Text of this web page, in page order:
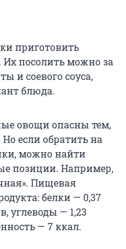
приготовить
посолить можно за
и соевого соуса,
блюда.
овощи опасны тем,
Но если обратить на
можно найти
позиции. Например,
Пищевая
белки — 0,37
углеводы — 1,23
— 7 ккал.